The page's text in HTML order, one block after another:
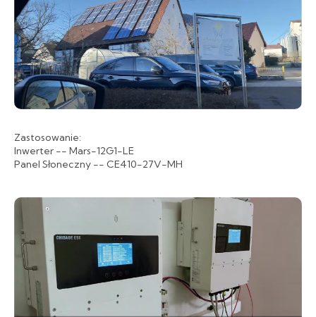
Zastosowanie:
Inwerter -- Mars-12G1-LE
Panel Słoneczny -- CE410-27V-MH